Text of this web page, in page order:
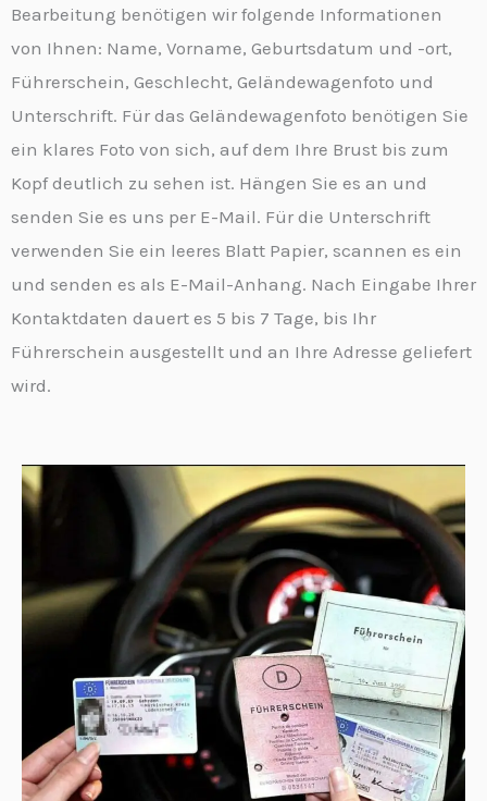
Bearbeitung benötigen wir folgende Informationen
von Ihnen: Name, Vorname, Geburtsdatum und -ort,
Führerschein, Geschlecht, Geländewagenfoto und
Unterschrift. Für das Geländewagenfoto benötigen Sie
ein klares Foto von sich, auf dem Ihre Brust bis zum
Kopf deutlich zu sehen ist. Hängen Sie es an und
senden Sie es uns per E-Mail. Für die Unterschrift
verwenden Sie ein leeres Blatt Papier, scannen es ein
und senden es als E-Mail-Anhang. Nach Eingabe Ihrer
Kontaktdaten dauert es 5 bis 7 Tage, bis Ihr
Führerschein ausgestellt und an Ihre Adresse geliefert
wird.